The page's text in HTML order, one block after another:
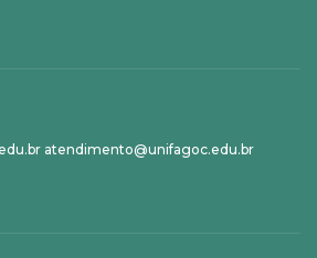
atendimento@unifagoc.edu.br